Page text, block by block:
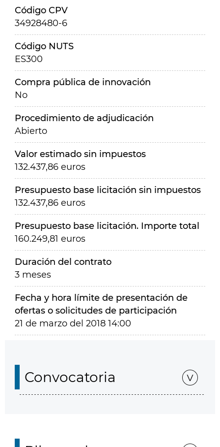
Código CPV
34928480-6
Código NUTS
ES300
Compra pública de innovación
No
Procedimiento de adjudicación
Abierto
Valor estimado sin impuestos
132.437,86 euros
Presupuesto base licitación sin impuestos
132.437,86 euros
Presupuesto base licitación. Importe total
160.249,81 euros
Duración del contrato
3 meses
Fecha y hora límite de presentación de
ofertas o solicitudes de participación
21 de marzo del 2018 14:00
Convocatoria